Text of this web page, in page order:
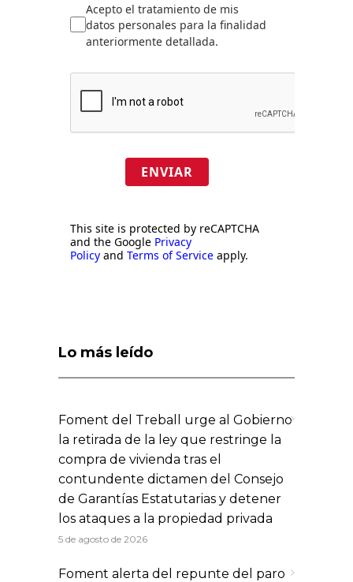
Acepto el tratamiento de mis
datos personales para la finalidad
anteriormente detallada.
ENVIAR
This site is protected by reCAPTCHA
and the Google Privacy
Policy and Terms of Service apply.
Lo más leído
Foment del Treball urge al Gobierno
la retirada de la ley que restringe la
compra de vivienda tras el
contundente dictamen del Consejo
de Garantías Estatutarias y detener
los ataques a la propiedad privada
5 de agosto de 2026
Foment alerta del repunte del paro